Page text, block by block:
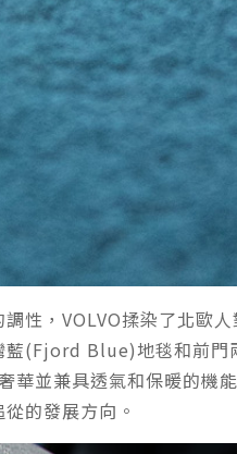
性，VOLVO揉染了北歐
(Fjord Blue)地毯和前門
並兼具透氣和保暖的
的發展方向。